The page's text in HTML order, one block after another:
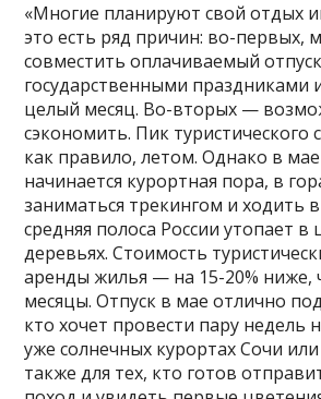
«Многие планируют свой отдых
это есть ряд причин: во-первых,
совместить оплачиваемый
государственными праздниками
целый месяц. Во-вторых —
сэкономить. Пик туристического
как правило, летом. Однако в
начинается курортная пора, в
заниматься трекингом и ходить
средняя полоса России утопает
деревьях. Стоимость
аренды жилья — на 15-20% ниже,
месяцы. Отпуск в мае отлично
кто хочет провести пару недель
уже солнечных курортах Сочи
также для тех, кто готов